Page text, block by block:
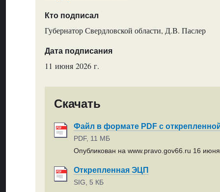
Кто подписал
Губернатор Свердловской области, Д.В. Паслер
Дата подписания
11 июня 2026 г.
Скачать
Файл в формате PDF с
PDF, 11 МБ
Опубликован на www.pravo.gov66.ru 16 июня
Открепленная ЭЦП
SIG, 5 КБ